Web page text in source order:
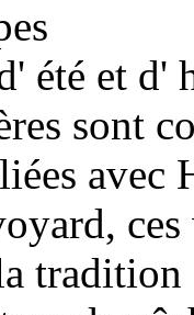
été et d'
sont
avec
tradition